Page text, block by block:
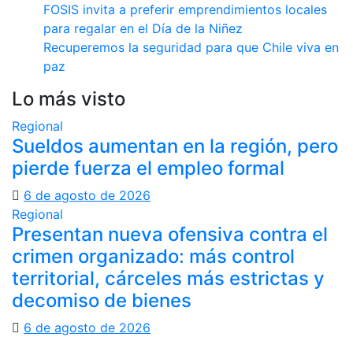
FOSIS invita a preferir emprendimientos locales
para regalar en el Día de la Niñez
Recuperemos la seguridad para que Chile viva en
paz
Lo más visto
Regional
Sueldos aumentan en la región, pero
pierde fuerza el empleo formal
6 de agosto de 2026
Regional
Presentan nueva ofensiva contra el
crimen organizado: más control
territorial, cárceles más estrictas y
decomiso de bienes
6 de agosto de 2026